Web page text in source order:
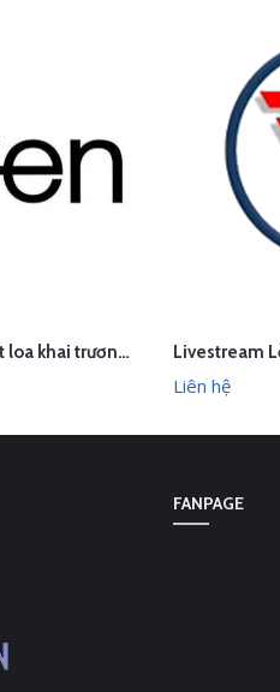
XEM NHANH
Thu âm quảng cáo phát loa khai trương cửa hàng Owen Sơn La LIÊN HỆ
Liên hệ
FANPAGE